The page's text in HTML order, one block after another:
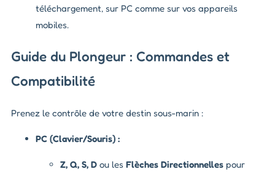
téléchargement, sur PC comme sur vos appareils
mobiles.
Guide du Plongeur : Commandes et
Compatibilité
Prenez le contrôle de votre destin sous-marin :
PC (Clavier/Souris) :
Z, Q, S, D ou les Flèches Directionnelles pour